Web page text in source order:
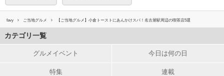
favy ご当地グルメ 【ご当地グルメ】小倉トーストにあんかけスパ！名古屋駅周辺の喫茶店5選
カテゴリ一覧
グルメイベント 今日は何の日
特集 連載